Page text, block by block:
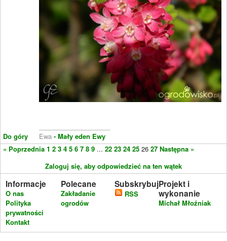
Do góry
Ewa - Mały eden Ewy
« Poprzednia 1 2 3 4 5 6 7 8 9 ... 22 23 24 25 26 27 Następna »
Zaloguj się, aby odpowiedzieć na ten wątek
Informacje
O nas
Polityka
prywatności
Kontakt
Polecane
Zakładanie
ogrodów
Subskrybuj
RSS
Projekt i
wykonanie
Michał Młoźniak